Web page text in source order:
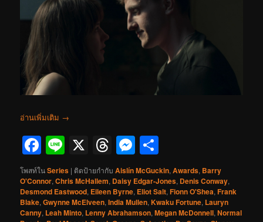
อ่านเพิ่มเติม →
Facebook
Line
X Threads
Messenger
โพสท์ในSeries | ติดป้ายกำกับ Aislín McGuckin,Awards, Barry
O'Connor,Chris McHallem, Daisy Edgar-Jones, Denis Conway,
Desmond Eastwood, Eileen Byrne, Eliot Salt,Fionn O'Shea,Frank
Blake,Gwynne McElveen,India Mullen,Kwaku Fortune, Lauryn
Canny, Leah Minto, Lenny Abrahamson,Megan McDonnell,Normal